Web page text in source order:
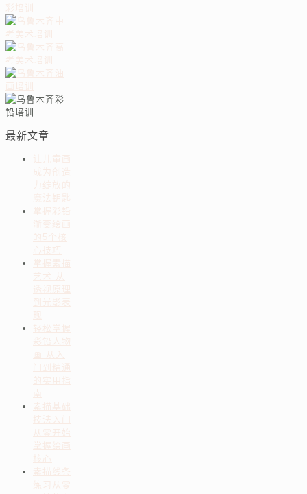
最新文章
让儿童画
成为创造
力绽放的
魔法钥匙
掌握彩铅
渐变绘画
的5个核
心技巧
掌握素描
艺术 从
透视原理
到光影表
轻松掌握
彩铅人物
画 从入
门到精通
的实用指
南
素描基础
技法入门
从零开始
掌握绘画
核心
素描线条
练习从零